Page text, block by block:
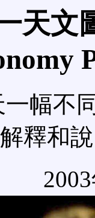
天文
一幅不
釋和